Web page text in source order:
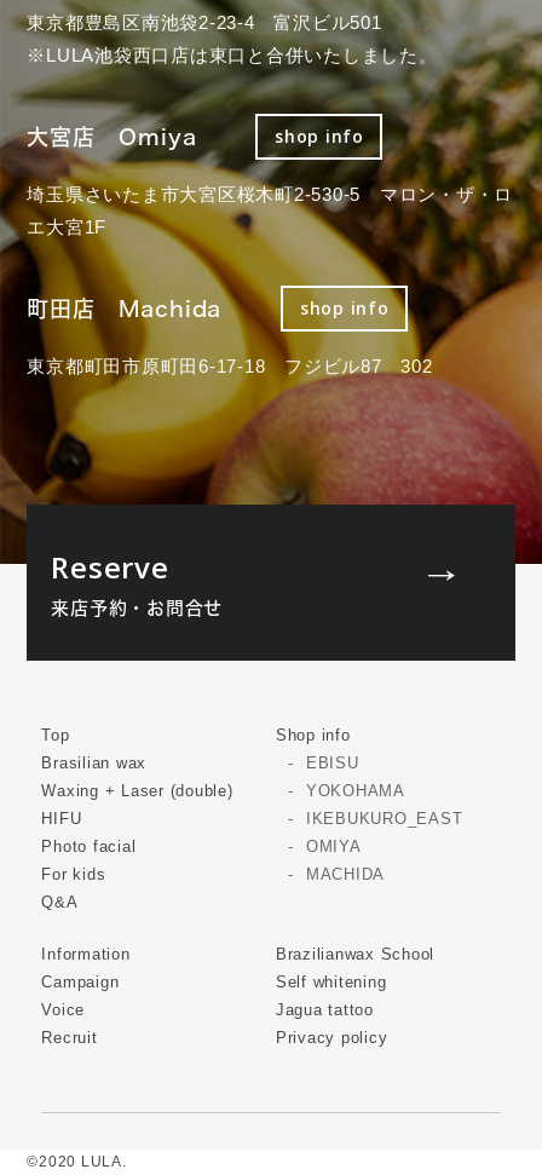
東京都豊島区南池袋2-23-4 富沢ビル501
※LULA池袋西口店は東口と合併いたしました。
大宮店 Omiya shop info
埼玉県さいたま市大宮区桜木町2-530-5 マロン・ザ・ロ
エ大宮1F
町田店 Machida shop info
東京都町田市原町田6-17-18 フジビル87 302
Reserve
来店予約・お問合せ
Top
Brasilian wax
Waxing + Laser (double)
HIFU
Photo facial
For kids
Q&A
Shop info
EBISU
YOKOHAMA
IKEBUKURO_EAST
OMIYA
MACHIDA
Information
Campaign
Voice
Recruit
Brazilianwax School
Self whitening
Jagua tattoo
Privacy policy
©2020 LULA.